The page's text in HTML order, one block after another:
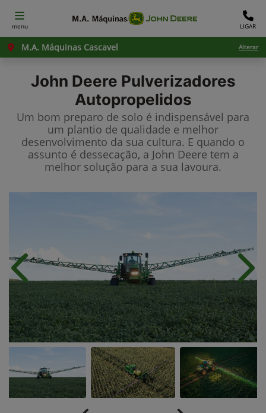
menu LIGAR
M.A. Máquinas Cascavel Alterar
John Deere Pulverizadores
Autopropelidos
Um bom preparo de solo é indispensável para
um plantio de qualidade e melhor
desenvolvimento da sua cultura. E quando o
assunto é dessecação, a John Deere tem a
melhor solução para a sua lavoura.
Anterior